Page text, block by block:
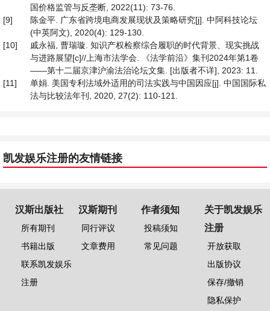
国价格监管与反垄断, 2022(11): 73-76.
[9]
陈金平. 广东省跨境电商发展现状及策略研究[j]. 中阿科技论坛
(中英阿文), 2020(4): 129-130.
[10]
戚永福, 曹瑞璇. 知识产权检察综合履职的时代背景、现实挑战
与进路展望[c]//上海市法学会. 《法学前沿》集刊2024年第1卷
——第十二届京津沪渝法治论坛文集. [出版者不详], 2023: 11.
[11]
单娟. 美国专利法域外适用的司法实践与中国因应[j]. 中国国际私
法与比较法年刊, 2020, 27(2): 110-121.
凯发娱乐注册的友情链接
汉斯出版社
所有期刊
书籍出版
联系凯发娱乐
注册
汉斯期刊
同行评议
文章费用
作者须知
投稿须知
常见问题
关于凯发娱乐
注册
开放获取
出版协议
保存/撤销
隐私保护